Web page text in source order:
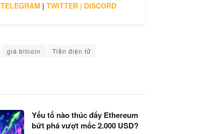
TELEGRAM | TWITTER| DISCORD
giá bitcoin Tiền điện tử
Yếu tố nào thúc đẩy Ethereum
bứt phá vượt mốc 2.000 USD?